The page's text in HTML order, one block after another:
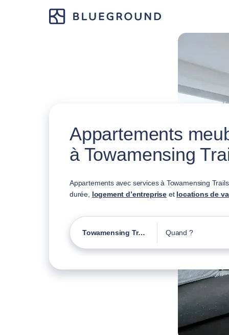
Appartements
à Towamensing
Appartements avec services à Towamensing
durée, logement d’entrepriseet locations de
Towamensing Trails Quand ?